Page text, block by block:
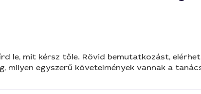
le, mit kérsz tőle. Rövid bemutatkozást,
milyen egyszerű követelmények vannak a